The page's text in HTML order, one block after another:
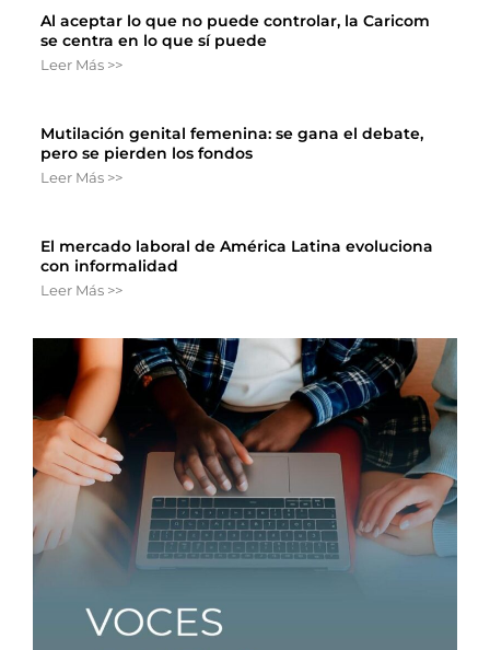
Al aceptar lo que no puede controlar, la Caricom
se centra en lo que sí puede
Leer Más >>
Mutilación genital femenina: se gana el debate,
pero se pierden los fondos
Leer Más >>
El mercado laboral de América Latina evoluciona
con informalidad
Leer Más >>